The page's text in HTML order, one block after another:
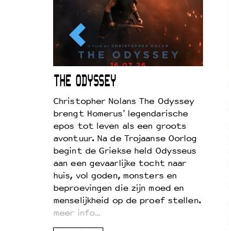
THE ODYSSEY
Christopher Nolans The Odyssey
brengt Homerus' legendarische
epos tot leven als een groots
avontuur. Na de Trojaanse Oorlog
begint de Griekse held Odysseus
aan een gevaarlijke tocht naar
huis, vol goden, monsters en
beproevingen die zijn moed en
menselijkheid op de proef stellen.
meer info…